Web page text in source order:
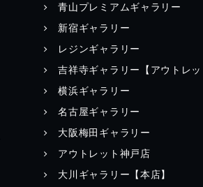
青山プレミアムギャラリー
新宿ギャラリー
レジンギャラリー
吉祥寺ギャラリー【アウトレッ
横浜ギャラリー
名古屋ギャラリー
大阪梅田ギャラリー
アウトレット神戸店
大川ギャラリー【本店】